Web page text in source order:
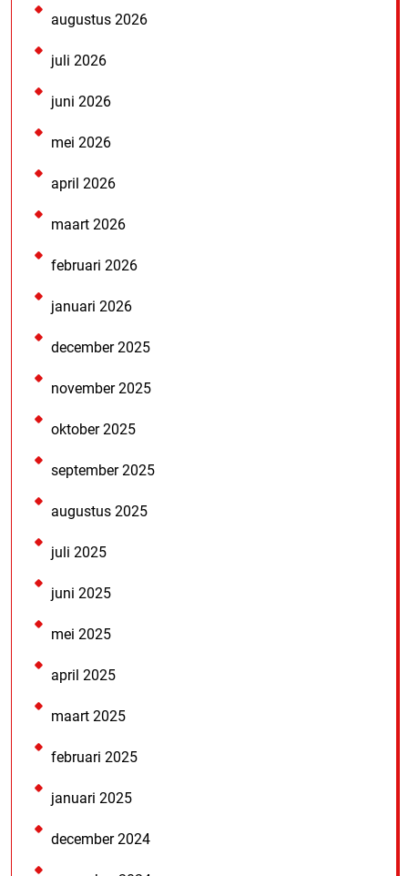
augustus 2026
juli 2026
juni 2026
mei 2026
april 2026
maart 2026
februari 2026
januari 2026
december 2025
november 2025
oktober 2025
september 2025
augustus 2025
juli 2025
juni 2025
mei 2025
april 2025
maart 2025
februari 2025
januari 2025
december 2024